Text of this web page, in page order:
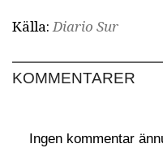
Källa:Diario Sur
KOMMENTARER
Ingen kommentar